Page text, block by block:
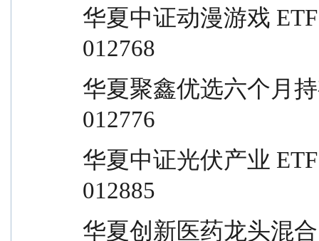
华夏中证动漫游戏
012768
华夏聚鑫优选六个月
012776
华夏中证光伏产业
012885
华夏创新医药龙头混合